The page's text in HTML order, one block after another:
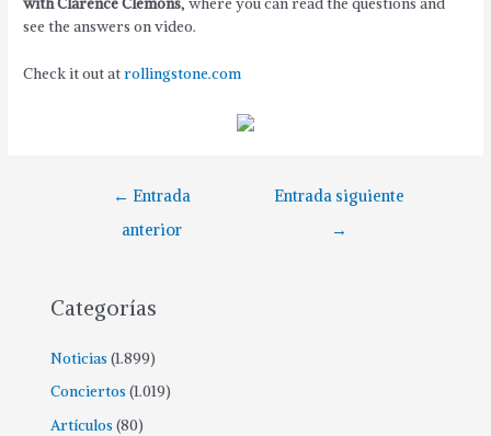
with Clarence Clemons, where you can read the questions and
see the answers on video.
Check it out atrollingstone.com
Navegación
← Entrada
anterior
Entrada siguiente
→
Categorías
Noticias (1.899)
Conciertos (1.019)
Artículos (80)